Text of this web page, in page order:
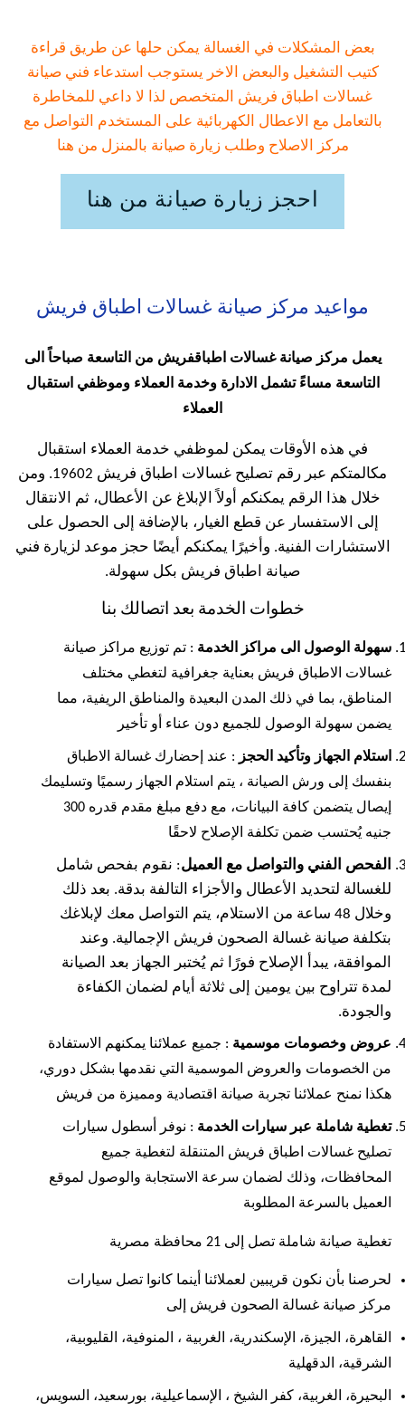
بعض المشكلات في الغسالة يمكن حلها عن طريق قراءة
كتيب التشغيل والبعض الاخر يستوجب استدعاء فني صيانة
غسالات اطباق فريش المتخصص لذا لا داعي للمخاطرة
بالتعامل مع الاعطال الكهربائية على المستخدم التواصل مع
مركز الاصلاح وطلب زيارة صيانة بالمنزل من هنا
احجز زيارة صيانة من هنا
مواعيد مركز صيانة غسالات اطباق فريش
يعمل مركز صيانة غسالات اطباقفريش من التاسعة صباحاً الى
التاسعة مساءً تشمل الادارة وخدمة العملاء وموظفي استقبال
العملاء
في هذه الأوقات يمكن لموظفي خدمة العملاء استقبال
مكالمتكم عبر رقم تصليح غسالات اطباق فريش 19602. ومن
خلال هذا الرقم يمكنكم أولاً الإبلاغ عن الأعطال، ثم الانتقال
إلى الاستفسار عن قطع الغيار، بالإضافة إلى الحصول على
الاستشارات الفنية. وأخيرًا يمكنكم أيضًا حجز موعد لزيارة فني
صيانة اطباق فريش بكل سهولة.
خطوات الخدمة بعد اتصالك بنا
سهولة الوصول الى مراكز الخدمة : تم توزيع مراكز صيانة
غسالات الاطباق فريش بعناية جغرافية لتغطي مختلف
المناطق، بما في ذلك المدن البعيدة والمناطق الريفية، مما
يضمن سهولة الوصول للجميع دون عناء أو تأخير
استلام الجهاز وتأكيد الحجز : عند إحضارك غسالة الاطباق
بنفسك إلى ورش الصيانة ، يتم استلام الجهاز رسميًا وتسليمك
إيصال يتضمن كافة البيانات، مع دفع مبلغ مقدم قدره 300
جنيه يُحتسب ضمن تكلفة الإصلاح لاحقًا
الفحص الفني والتواصل مع العميل: نقوم بفحص شامل
للغسالة لتحديد الأعطال والأجزاء التالفة بدقة. بعد ذلك
وخلال 48 ساعة من الاستلام، يتم التواصل معك لإبلاغك
بتكلفة صيانة غسالة الصحون فريش الإجمالية. وعند
الموافقة، يبدأ الإصلاح فورًا ثم يُختبر الجهاز بعد الصيانة
لمدة تتراوح بين يومين إلى ثلاثة أيام لضمان الكفاءة
والجودة.
عروض وخصومات موسمية : جميع عملائنا يمكنهم الاستفادة
من الخصومات والعروض الموسمية التي نقدمها بشكل دوري،
هكذا نمنح عملائنا تجربة صيانة اقتصادية ومميزة من فريش
تغطية شاملة عبر سيارات الخدمة : نوفر أسطول سيارات
تصليح غسالات اطباق فريش المتنقلة لتغطية جميع
المحافظات، وذلك لضمان سرعة الاستجابة والوصول لموقع
العميل بالسرعة المطلوبة
تغطية صيانة شاملة تصل إلى 21 محافظة مصرية
لحرصنا بأن نكون قريبين لعملائنا أينما كانوا تصل سيارات
مركز صيانة غسالة الصحون فريش إلى
القاهرة، الجيزة، الإسكندرية، الغربية ،
المنوفية، القليوبية،
الشرقية، الدقهلية
البحيرة، الغربية، كفر الشيخ ،
الإسماعيلية، بورسعيد، السويس،